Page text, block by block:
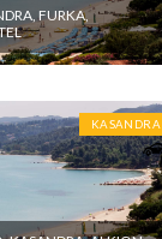
FURKA,
KASANDRA